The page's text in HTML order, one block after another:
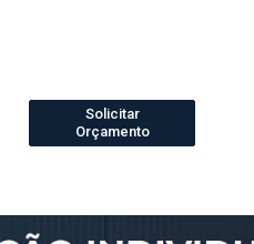
Solicitar
Orçamento